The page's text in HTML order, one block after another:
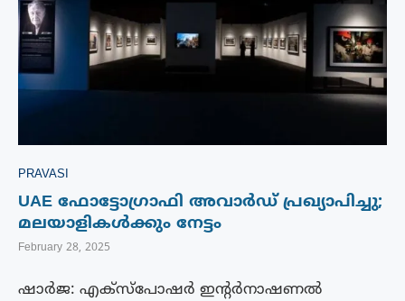
PRAVASI
UAE ഫോട്ടോഗ്രാഫി അവാർഡ് പ്രഖ്യാപിച്ചു;
മലയാളികൾക്കും നേട്ടം
February 28, 2025
ഷാർജ: എക്‌സ്‌പോഷർ ഇന്റർനാഷണൽ